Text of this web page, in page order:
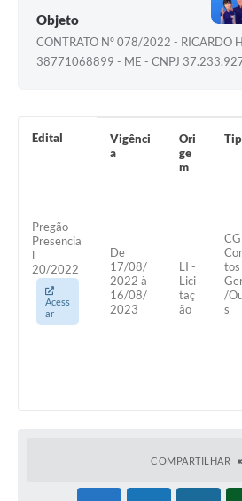
Editais
Links
Contato
Objeto
CONTRATO Nº 078/2022 - RICARDO
38771068899 - ME - CNPJ
Edital
Pregão
Presencia
l
20/2022
Acess
ar
Vigênci
a
De
17/08/
2022 à
16/08/
2023
Ori
ge
m
LI -
Lici
taç
ão
tos
/
s
COMPARTILHAR